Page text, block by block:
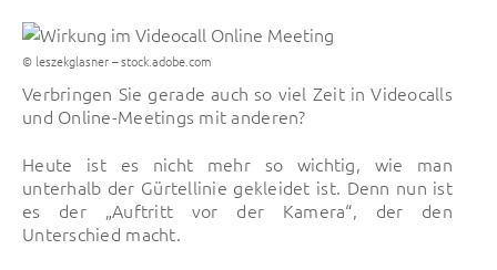
© leszekglasner – stock.adobe.com
Verbringen Sie gerade auch so viel Zeit in Videocalls
und Online-Meetings mit anderen?
Heute ist es nicht mehr so wichtig, wie man
unterhalb der Gürtellinie gekleidet ist. Denn nun ist
es der „Auftritt vor der Kamera“, der den
Unterschied macht.